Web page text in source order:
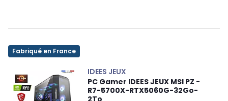
Fabriqué en France
IDEES JEUX
PC Gamer IDEES JEUX MSI PZ -
R7-5700X-RTX5060G-32Go-
2To